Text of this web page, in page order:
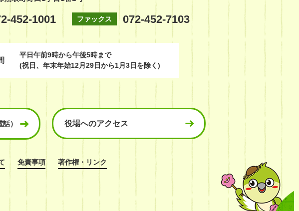
452-1001 ファックス 072-452-7103
平日午前9時から午後5時まで
(祝日、年末年始12月29日から1月3日を除く)
） 役場へのアクセス
免責事項 著作権・リンク